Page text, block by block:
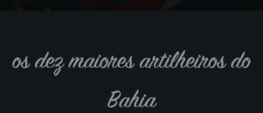
os dez maiores artilheiros do
Bahia